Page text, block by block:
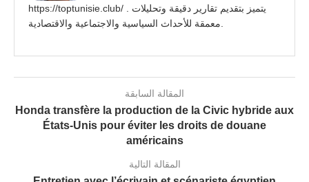
https://toptunisie.club/ . يتميز بتقديم تقارير دقيقة وتحليلات
معمقة للأحداث السياسية والاجتماعية والاقتصادية.
المقالة السابقة
Honda transfère la production de la Civic hybride aux
États-Unis pour éviter les droits de douane
américains
المقالة التالية